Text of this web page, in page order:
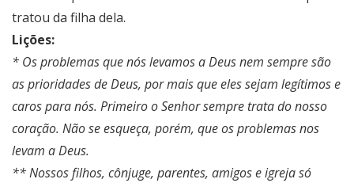
tratou da filha dela.
Lições:
* Os problemas que nós levamos a Deus nem sempre são
as prioridades de Deus, por mais que eles sejam legítimos e
caros para nós. Primeiro o Senhor sempre trata do nosso
coração. Não se esqueça, porém, que os problemas nos
levam a Deus.
** Nossos filhos, cônjuge, parentes, amigos e igreja só